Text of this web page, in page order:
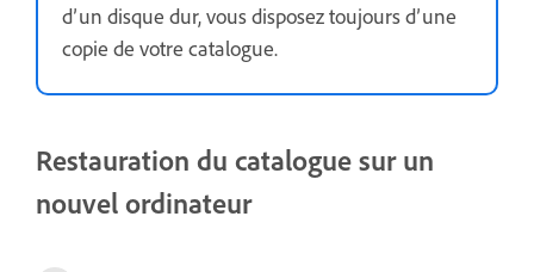
d’un disque dur, vous disposez toujours d’une
copie de votre catalogue.
Restauration du catalogue sur un
nouvel ordinateur